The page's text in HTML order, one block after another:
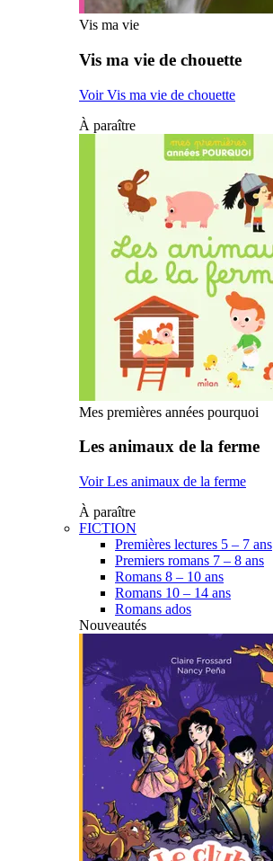
Vis ma vie
Vis ma vie de chouette
Voir Vis ma vie de chouette
À paraître
Mes premières années pourquoi
Les animaux de la ferme
Voir Les animaux de la ferme
À paraître
FICTION
Premières lectures 5 – 7 ans
Premiers romans 7 – 8 ans
Romans 8 – 10 ans
Romans 10 – 14 ans
Romans ados
Nouveautés